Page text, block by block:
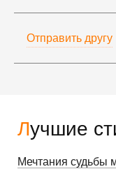
Лучшие
Мечтания судьбы
Отправить другу